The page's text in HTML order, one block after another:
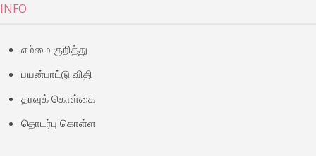
INFO
எம்மை குறித்து
பயன்பாட்டு விதி
தரவுக் கொள்கை
தொடர்பு கொள்ள